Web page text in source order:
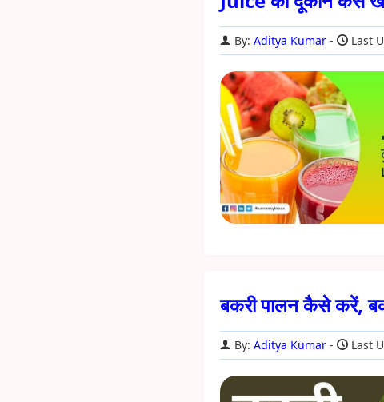
By:Aditya Kumar Last
बकरी पालन कैसे करें,
By:Aditya Kumar Last